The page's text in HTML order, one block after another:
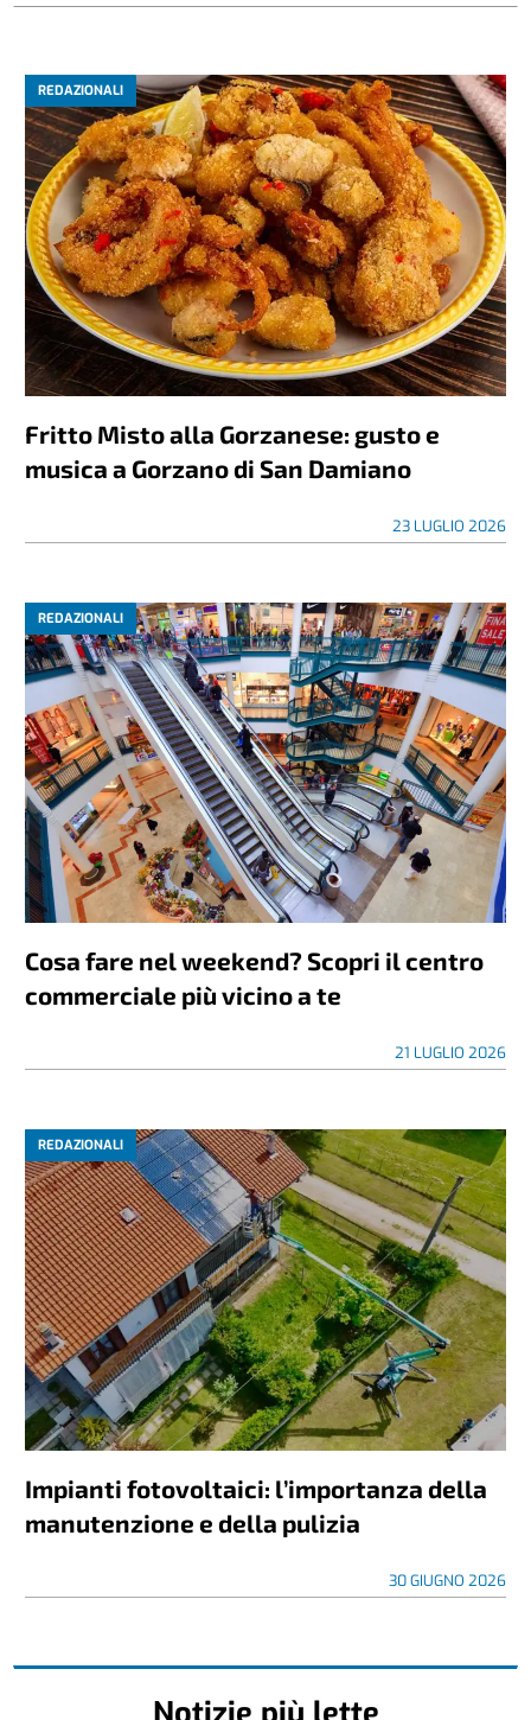
REDAZIONALI
Fritto Misto alla Gorzanese: gusto e
musica a Gorzano di San Damiano
23 LUGLIO 2026
REDAZIONALI
Cosa fare nel weekend? Scopri il centro
commerciale più vicino a te
21 LUGLIO 2026
REDAZIONALI
Impianti fotovoltaici: l’importanza della
manutenzione e della pulizia
30 GIUGNO 2026